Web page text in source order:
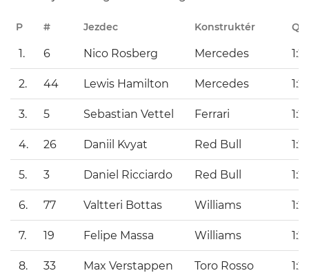
P # Jezdec Konstruktér Q1
1. 6 Nico Rosberg Mercedes
2. 44 Lewis Hamilton Mercedes
3. 5 Sebastian Vettel Ferrari
4. 26 Daniil Kvyat Red Bull
5. 3 Daniel Ricciardo Red Bull
6. 77 Valtteri Bottas Williams
7. 19 Felipe Massa Williams
8. 33 Max Verstappen Toro Rosso